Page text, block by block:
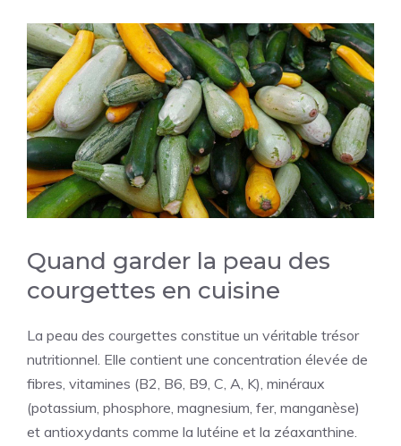
Quand garder la peau des
courgettes en cuisine
La peau des courgettes constitue un véritable trésor
nutritionnel. Elle contient une concentration élevée de
fibres, vitamines (B2, B6, B9, C, A, K), minéraux
(potassium, phosphore, magnesium, fer, manganèse)
et antioxydants comme la lutéine et la zéaxanthine.